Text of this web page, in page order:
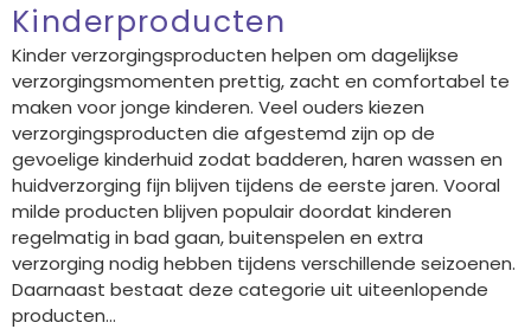
Kinderproducten
Kinder verzorgingsproducten helpen om dagelijkse
verzorgingsmomenten prettig, zacht en comfortabel te
maken voor jonge kinderen. Veel ouders kiezen
verzorgingsproducten die afgestemd zijn op de
gevoelige kinderhuid zodat badderen, haren wassen en
huidverzorging fijn blijven tijdens de eerste jaren. Vooral
milde producten blijven populair doordat kinderen
regelmatig in bad gaan, buitenspelen en extra
verzorging nodig hebben tijdens verschillende seizoenen.
Daarnaast bestaat deze categorie uit uiteenlopende
producten...